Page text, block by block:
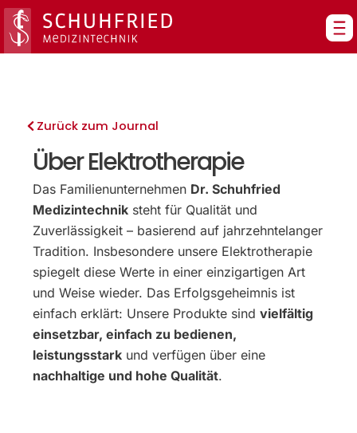
Zum
Inhalt
springen
Zurück zum Journal
Über Elektrotherapie
Das Familienunternehmen Dr. Schuhfried
Medizintechnik steht für Qualität und
Zuverlässigkeit – basierend auf jahrzehntelanger
Tradition. Insbesondere unsere Elektrotherapie
spiegelt diese Werte in einer einzigartigen Art
und Weise wieder. Das Erfolgsgeheimnis ist
einfach erklärt: Unsere Produkte sindvielfältig
einsetzbar, einfach zu bedienen,
leistungsstark und verfügen über eine
nachhaltige und hohe Qualität.